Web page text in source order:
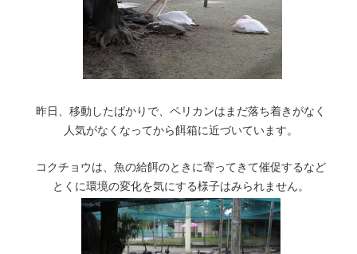
昨日、移動したばかりで、ペリカンはまだ落ち着きがなく
人気がなくなってから餌箱に近づいています。
コクチョウは、魚の給餌のときに寄ってきて催促するなど
とくに環境の変化を気にする様子はみられません。